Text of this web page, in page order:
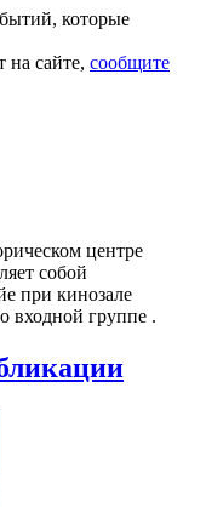
которые
на сайте, сообщите
центре
собой
при кинозале
входной группе .